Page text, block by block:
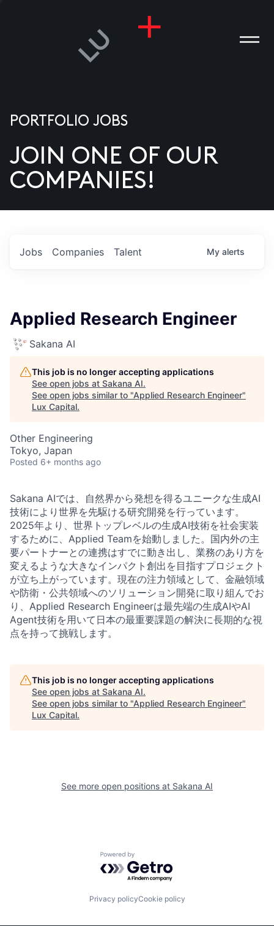
US
PORTFOLIO JOBS
JOIN ONE OF OUR
COMPANIES!
Jobs Companies Talent My alerts
Applied Research Engineer
Sakana AI
This job is no longer accepting applications
See open jobs at Sakana AI.
See open jobs similar to "Applied Research Engineer"
Lux Capital.
Other Engineering
Tokyo, Japan
Posted 6+ months ago
Sakana AIでは、自然界から発想を得るユニークな生成AI
技術により世界を先駆ける研究開発を行っています。
2025年より、世界トップレベルの生成AI技術を社会実装
するために、Applied Teamを始動しました。国内外の主
要パートナーとの連携はすでに動き出し、業務のあり方を
変えるような大きなインパクト創出を目指すプロジェクト
が立ち上がっています。現在の注力領域として、金融領域
や防衛・公共領域へのソリューション開発に取り組んでお
り、Applied Research Engineerは最先端の生成AIやAI
Agent技術を用いて日本の最重要課題の解決に長期的な視
点を持って挑戦します。
This job is no longer accepting applications
See open jobs at Sakana AI.
See open jobs similar to "Applied Research Engineer"
Lux Capital.
See more open positions at Sakana AI
Powered by Getro.com
Privacy policyCookie policy